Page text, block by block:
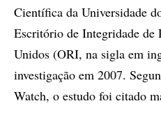
Científica da Universidade
Escritório de Integridade de
Unidos (ORI, na sigla em
investigação em 2007.
Watch, o estudo foi citado